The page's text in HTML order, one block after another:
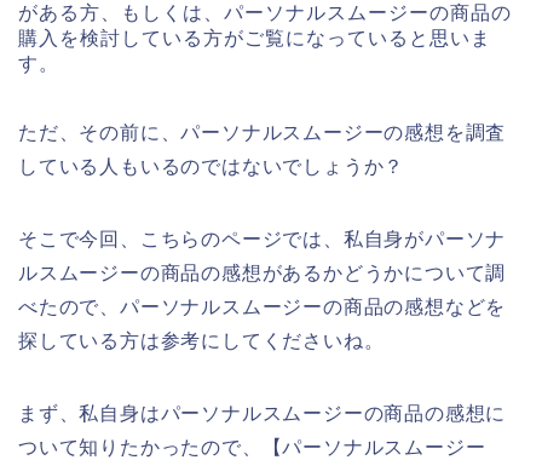
がある方、もしくは、パーソナルスムージーの商品の
購入を検討している方がご覧になっていると思いま
す。
ただ、その前に、パーソナルスムージーの感想を調査
している人もいるのではないでしょうか？
そこで今回、こちらのページでは、私自身がパーソナ
ルスムージーの商品の感想があるかどうかについて調
べたので、パーソナルスムージーの商品の感想などを
探している方は参考にしてくださいね。
まず、私自身はパーソナルスムージーの商品の感想に
ついて知りたかったので、【パーソナルスムージー